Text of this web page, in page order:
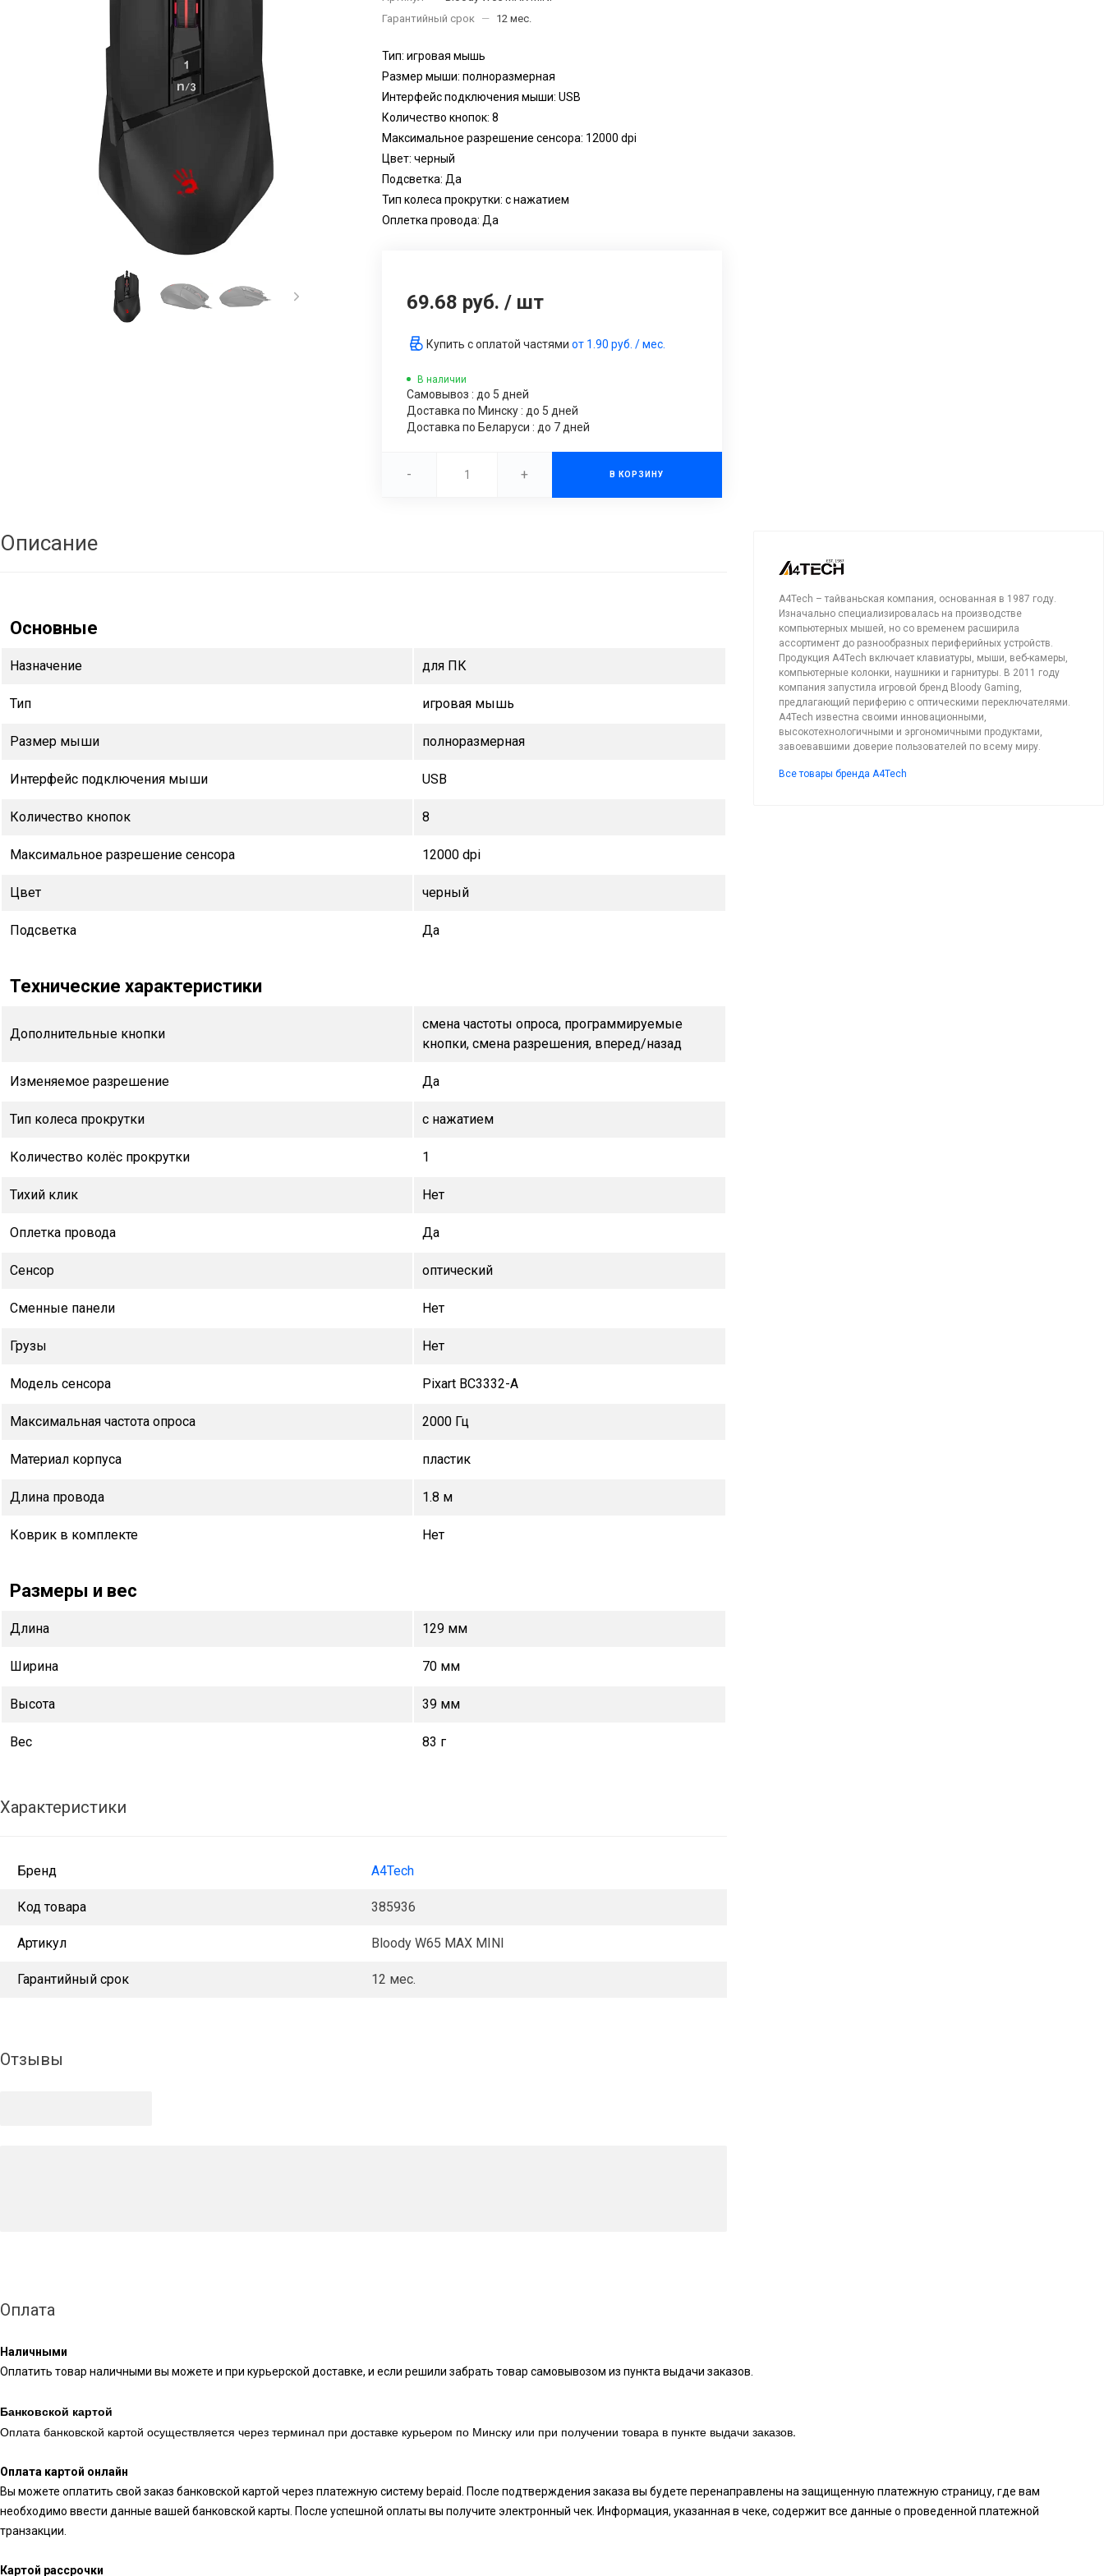
Гарантийный срок
— 12 мес.
Тип: игровая мышь
Размер мыши: полноразмерная
Интерфейс подключения мыши: USB
Количество кнопок: 8
Максимальное разрешение сенсора: 12000 dpi
Цвет: черный
Подсветка: Да
Тип колеса прокрутки: с нажатием
Оплетка провода: Да
69.68 руб. / шт
Купить с оплатой частямиот 1.90 руб. / мес.
В наличии
Самовывоз : до 5 дней
Доставка по Минску : до 5 дней
Доставка по Беларуси : до 7 дней
- + В КОРЗИНУ
Описание
Основные
Назначение для ПК
Тип игровая мышь
Размер мыши полноразмерная
Интерфейс подключения мыши USB
Количество кнопок 8
Максимальное разрешение сенсора 12000 dpi
Цвет черный
Подсветка Да
Технические характеристики
Дополнительные кнопки
смена частоты опроса, программируемые
кнопки, смена разрешения, вперед/назад
Изменяемое разрешение Да
Тип колеса прокрутки с нажатием
Количество колёс прокрутки 1
Тихий клик Нет
Оплетка провода Да
Сенсор оптический
Сменные панели Нет
Грузы Нет
Модель сенсора Pixart BC3332-A
Максимальная частота опроса 2000 Гц
Материал корпуса пластик
Длина провода 1.8 м
Коврик в комплекте Нет
Размеры и вес
Длина 129 мм
Ширина 70 мм
Высота 39 мм
Вес 83 г
Характеристики
Бренд A4Tech
Код товара 385936
Артикул Bloody W65 MAX MINI
Гарантийный срок 12 мес.
Отзывы
A4Tech – тайваньская компания, основанная в 1987 году.
Изначально специализировалась на производстве
компьютерных мышей, но со временем расширила
ассортимент до разнообразных периферийных устройств.
Продукция A4Tech включает клавиатуры, мыши, веб-камеры,
компьютерные колонки, наушники и гарнитуры. В 2011 году
компания запустила игровой бренд Bloody Gaming,
предлагающий периферию с оптическими переключателями.
A4Tech известна своими инновационными,
высокотехнологичными и эргономичными продуктами,
завоевавшими доверие пользователей по всему миру.
Все товары бренда A4Tech
Оплата
Наличными
Оплатить товар наличными вы можете и при курьерской доставке, и если решили забрать товар самовывозом из пункта выдачи заказов.
Банковской картой
Оплата банковской картой осуществляется через терминал при доставке курьером по Минску или при получении товара в пункте выдачи заказов.
Оплата картой онлайн
Вы можете оплатить свой заказ банковской картой через платежную систему bepaid. После подтверждения заказа вы будете перенаправлены на защищенную платежную страницу, где вам
необходимо ввести данные вашей банковской карты. После успешной оплаты вы получите электронный чек. Информация, указанная в чеке, содержит все данные о проведенной платежной
транзакции.
Картой рассрочки